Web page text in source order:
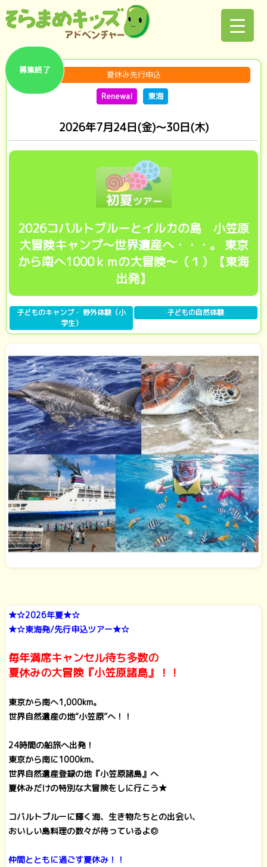
募集終了
夏休み先行申込
Renewal
東海
2026年7月24日(金)～30日(木)
2026コバルトブルーとイルカの島 小笠原
大冒険キャンプ～世界遺産へ・・・。 東京
から南へ1000ｋｍの大冒険～（１）【東海
出発】
子どものキャンプ・ 野外体験（小
学生）
子どもの自然体験
★☆2026年夏★☆
★☆東海発/先行申込ツアー★☆
毎年満席キャンセル待ち多数の
夏休みの大冒険『小笠原諸島』！！
東京から南へ1,000km。
世界自然遺産の地“小笠原”へ！！
24時間の船旅へ出発！
東京から南に1000km、
世界自然遺産登録の地『小笠原諸島』へ
夏休みだけの特別な大冒険をしに行こう★
コバルトブルーに輝く海、生き物たちとの出会い、
おいしい島料理の数々が待っているよ◎
仲間とともに過ごす夏休み！！